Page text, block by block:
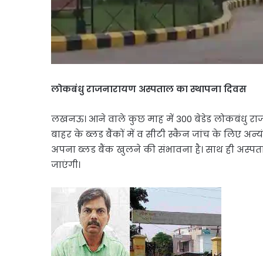
लोकबंधु राजनारायण अस्पताल का स्थापना दिवस
लखनऊ। आने वाले कुछ माह में 300 बेडेड लोकबंधु
बाहर के ब्लड बैंकों में व सीटी स्कैन जांच के लिए
अपना ब्लड बैंक खुलने की संभावना है। साथ ही
जाएंगी।